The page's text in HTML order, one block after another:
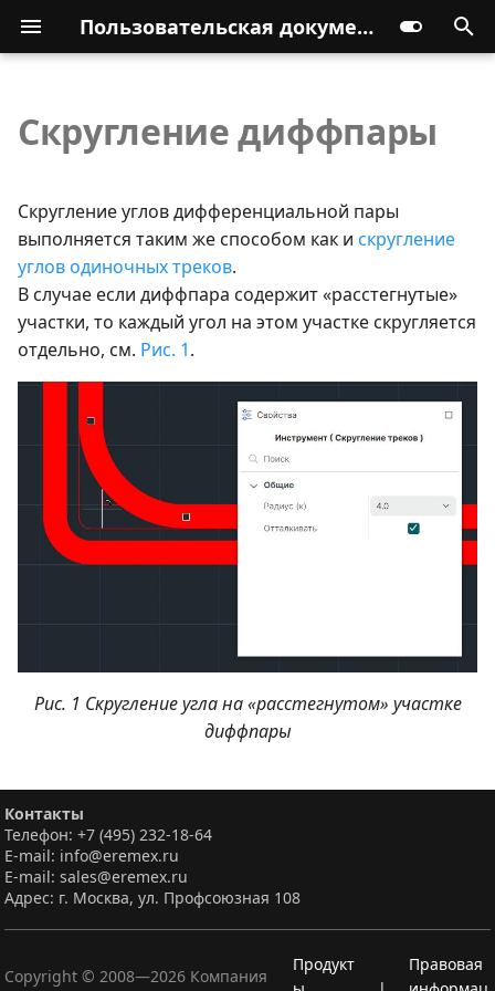
Пользовательская документация
Скругление диффпары
Скругление углов дифференциальной пары
выполняется таким же способом как и скругление
углов одиночных треков.
В случае если диффпара содержит «расстегнутые»
участки, то каждый угол на этом участке скругляется
отдельно, см. Рис. 1.
Рис. 1 Скругление угла на «расстегнутом» участке
диффпары
Контакты
Телефон: +7 (495) 232-18-64
E-mail: info@eremex.ru
E-mail: sales@eremex.ru
Адрес: г. Москва, ул. Профсоюзная 108
Copyright © 2008—2026 Компания
Продукт
Правовая